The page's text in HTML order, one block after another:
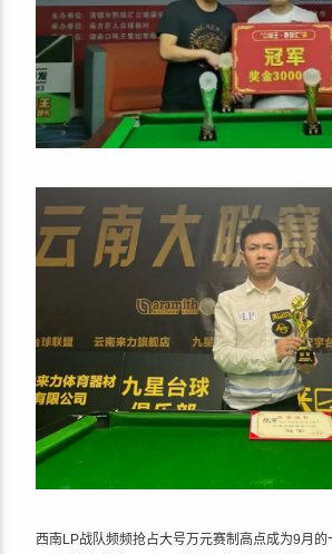
西南LP战队频频抢占大号万元赛制高点成为9月